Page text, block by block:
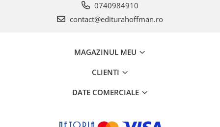
0740984910
contact@editurahoffman.ro
MAGAZINUL MEU
CLIENTI
DATE COMERCIALE